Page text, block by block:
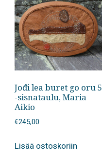
Jođi lea buret go oru 5
-sisnataulu, Maria
Aikio
€245,00
Lisää ostoskoriin